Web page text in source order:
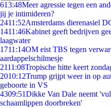
613:48Meer agressie tegen een
jij je intimideren?
2411:52Amsterdams dierenasiel
1411:46Kabinet geeft bedrijven
laagwater
1711:14OM eist TBS tegen
aardappelschilmesje
2111:08Tropische hitte keert
2010:12Trump grijpt weer in op
geboorte in VS
4309:51Dikke Van Dale neemt
schaamlippen doorbreken'